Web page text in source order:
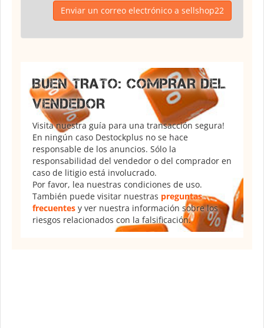
Enviar un correo electrónico a sellshop22
BUEN TRATO: COMPRAR DEL
VENDEDOR
Visita nuestra guía para una transacción segura!
En ningún caso Destockplus no se hace
responsable de los anuncios. Sólo la
responsabilidad del vendedor o del comprador en
caso de litigio está involucrado.
Por favor, lea nuestras condiciones de uso.
También puede visitar nuestras preguntas
frecuentes y ver nuestra información sobre los
riesgos relacionados con la falsificación.